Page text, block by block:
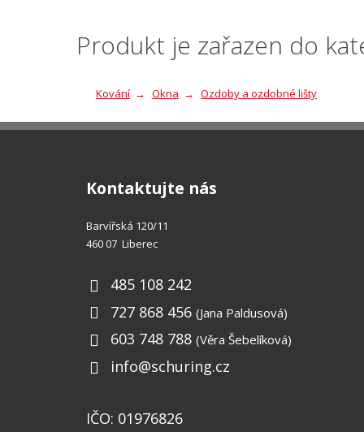
Produkt je zařazen do
Kování Okna Ozdoby a ozdobné lišty
Kontaktujte nás
Barvířská 120/11
460 07 Liberec
485 108 242
727 868 456 (Jana Paldusová)
603 748 788 (Věra Šebelíková)
info@schuring.cz
IČO: 01976826